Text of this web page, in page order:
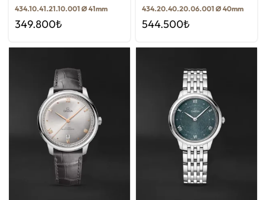
434.10.41.21.10.001 Ø 41mm
349.800₺
434.20.40.20.06.001 Ø 40mm
544.500₺